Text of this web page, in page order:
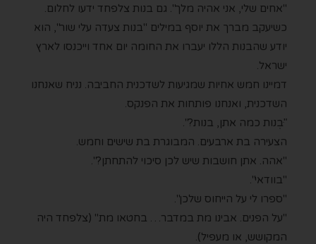
"אחים שלי, אני אהיה מלך". גם בנות צלפחד ידעו לחלום.
כשיעקב מברך את יוסף במילים "בנות צעדה עלי שור", הוא
יודע שהבנות הללו יעברו את החומה יום אחד וייכנסו לארץ
ישראל.
דמיינו חמש אחיות שמגיעות לשדכנית החביבה. נניח שאנחנו
השדכנית, ואנחנו פותחות את הפנקס.
"ּבְנות כמה אתן, בנות?".
הצעירה בת ארבעים. המבוגרת בת שישים וחמש.
"אהה. אתן חושבות שיש לכן סיכוי להתחתן?".
"בוודאי".
"ספרו לי על הייחוס שלכן".
"על הפנים. אבינו מת במדבר… בחטאו מת" (צלפחד היה
המקושש, או מעפיל).